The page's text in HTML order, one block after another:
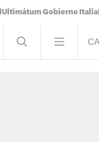
Ultimátum Gobierno Italia